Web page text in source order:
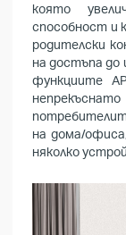
която
способност и
родителски
на достъпа до
функциите
на дома/
няколко